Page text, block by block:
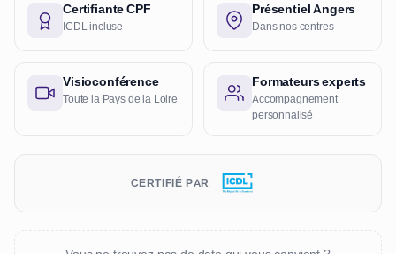
Certifiante CPF
ICDL incluse
Présentiel Angers
Dans nos centres
Visioconférence
Toute la Pays de la Loire
Formateurs experts
Accompagnement
personnalisé
CERTIFIÉ PAR